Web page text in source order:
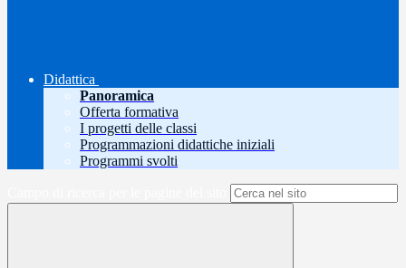
Didattica
Panoramica
Offerta formativa
I progetti delle classi
Programmazioni didattiche iniziali
Programmi svolti